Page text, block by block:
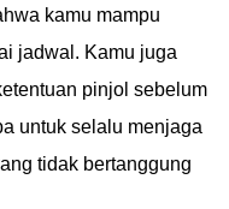
kamu mampu
jadwal. Kamu juga
pinjol sebelum
untuk selalu menjaga
tidak bertanggung